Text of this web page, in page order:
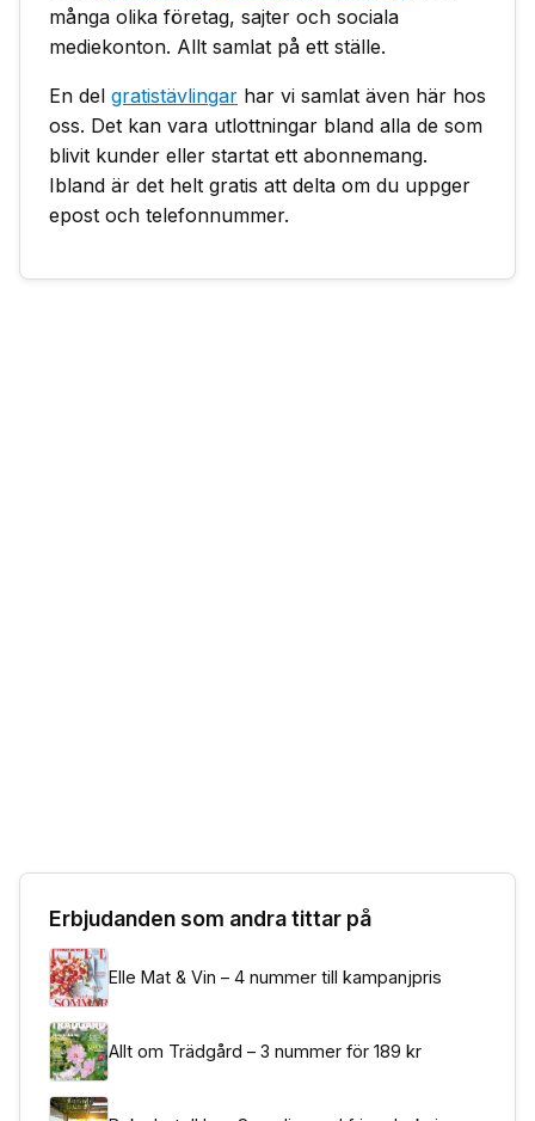
många olika företag, sajter och sociala
mediekonton. Allt samlat på ett ställe.
En del gratistävlingar har vi samlat även här hos
oss. Det kan vara utlottningar bland alla de som
blivit kunder eller startat ett abonnemang.
Ibland är det helt gratis att delta om du uppger
epost och telefonnummer.
Erbjudanden som andra tittar på
Elle Mat & Vin – 4 nummer till kampanjpris
Allt om Trädgård – 3 nummer för 189 kr